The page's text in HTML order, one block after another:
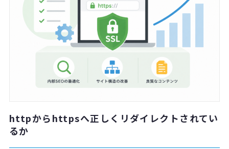
httpからhttpsへ正しくリダイレクトされてい
るか